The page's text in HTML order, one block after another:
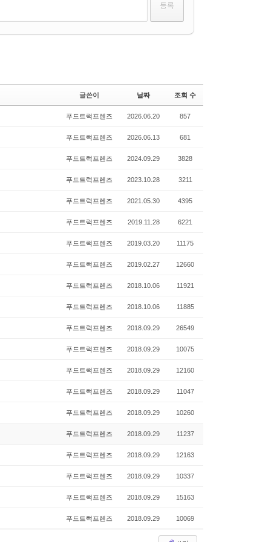
글쓴이 날짜 조회 수
푸드트럭프렌즈 2026.06.20 857
푸드트럭프렌즈 2026.06.13 681
푸드트럭프렌즈 2024.09.29 3828
푸드트럭프렌즈 2023.10.28 3211
푸드트럭프렌즈 2021.05.30 4395
푸드트럭프렌즈 2019.11.28 6221
푸드트럭프렌즈 2019.03.20 11175
푸드트럭프렌즈 2019.02.27 12660
푸드트럭프렌즈 2018.10.06 11921
푸드트럭프렌즈 2018.10.06 11885
푸드트럭프렌즈 2018.09.29 26549
푸드트럭프렌즈 2018.09.29 10075
푸드트럭프렌즈 2018.09.29 12160
푸드트럭프렌즈 2018.09.29 11047
푸드트럭프렌즈 2018.09.29 10260
푸드트럭프렌즈 2018.09.29 11237
푸드트럭프렌즈 2018.09.29 12163
푸드트럭프렌즈 2018.09.29 10337
푸드트럭프렌즈 2018.09.29 15163
푸드트럭프렌즈 2018.09.29 10069